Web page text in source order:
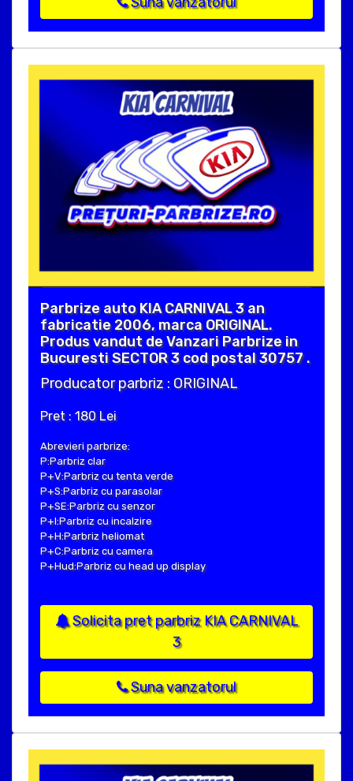
Parbrize auto KIA CARNIVAL 3 an
fabricatie 2006, marca ORIGINAL.
Produs vandut de Vanzari Parbrize in
Bucuresti SECTOR 3 cod postal 30757 .
Producator parbriz : ORIGINAL
Pret : 180 Lei
Abrevieri parbrize:
P:Parbriz clar
P+V:Parbriz cu tenta verde
P+S:Parbriz cu parasolar
P+SE:Parbriz cu senzor
P+I:Parbriz cu incalzire
P+H:Parbriz heliomat
P+C:Parbriz cu camera
P+Hud:Parbriz cu head up display
Solicita pret parbriz KIA CARNIVAL
3
Suna vanzatorul